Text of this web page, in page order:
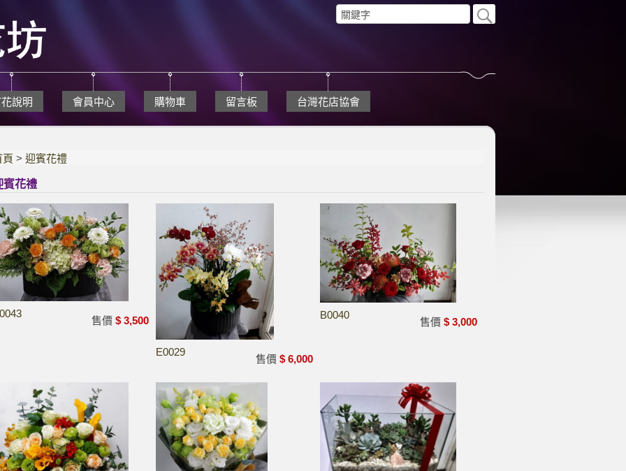
說明 會員中心 購物車 留言板 台灣花店協會
頁 >迎賓花禮
賓花禮
售價$ 3,500
E0029
售價$ 6,000
B0040
售價$ 3,000